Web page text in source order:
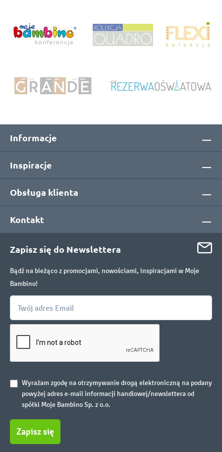
Informacje
Inspiracje
Obsługa klienta
Kontakt
Zapisz się do Newslettera
Bądź na bieżąco z promocjami, nowościami, inspiracjami w Moje
Bambino!
Wyrażam zgodę na otrzymywanie drogą elektroniczną na podany
powyżej adres e-mail informacji handlowej/newslettera od
spółki Moje Bambino Sp. z o.o.
Zapisz się